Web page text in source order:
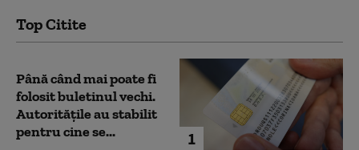
Top Citite
1
Până când mai poate fi
folosit buletinul vechi.
Autoritățile au stabilit
pentru cine se...